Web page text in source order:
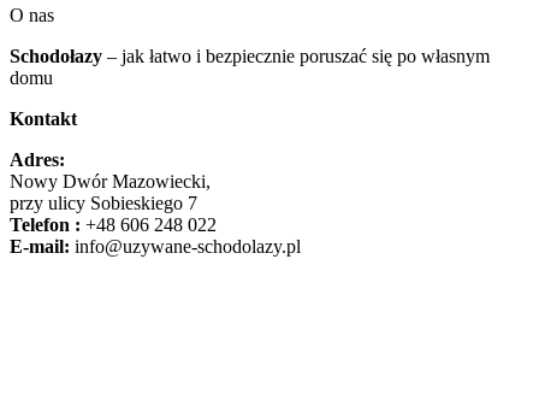
O nas
Schodołazy – jak łatwo i bezpiecznie poruszać się po własnym
domu
Kontakt
Adres:
Nowy Dwór Mazowiecki,
przy ulicy Sobieskiego 7
Telefon : +48 606 248 022
E-mail: info@uzywane-schodolazy.pl